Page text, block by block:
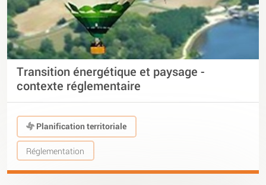
Transition énergétique et paysage -
contexte réglementaire
Planification territoriale
Réglementation